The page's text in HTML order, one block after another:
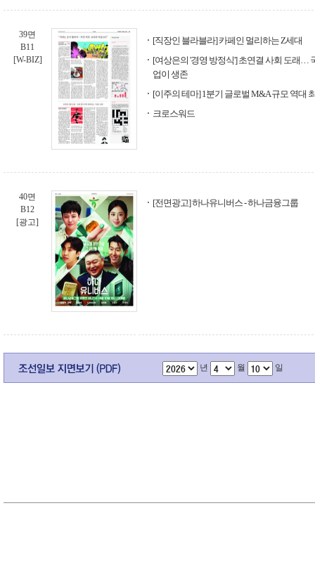
39면
B11
[W-BIZ]
[직장인 블라블라] 카페인 멀리하는 Z세대
[여상은의 '경영 방정식'] 초연결 사회 도래…
업이 생존
[이주의 테마] 1분기 글로벌 M&A 규모 역대
크로스워드
40면
B12
[광고]
[전면광고] 하나유니버스 - 하나금융그룹
년 월 일